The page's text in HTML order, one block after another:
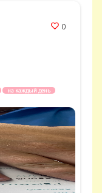
0
на каждый день